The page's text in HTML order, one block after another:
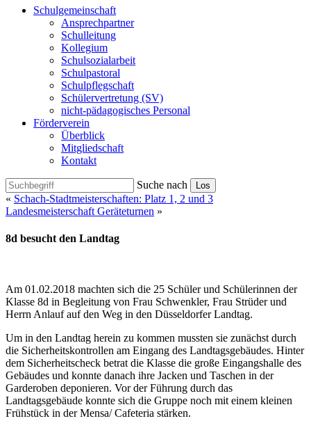
Schulgemeinschaft
Ansprechpartner
Schulleitung
Kollegium
Schulsozialarbeit
Schulpastoral
Schulpflegschaft
Schülervertretung (SV)
nicht-pädagogisches Personal
Förderverein
Überblick
Mitgliedschaft
Kontakt
Suche nach Los
« Schach-Stadtmeisterschaften: Platz 1, 2 und 3
Landesmeisterschaft Geräteturnen »
8d besucht den Landtag
Am 01.02.2018 machten sich die 25 Schüler und Schülerinnen der
Klasse 8d in Begleitung von Frau Schwenkler, Frau Strüder und
Herrn Anlauf auf den Weg in den Düsseldorfer Landtag.
Um in den Landtag herein zu kommen mussten sie zunächst durch
die Sicherheitskontrollen am Eingang des Landtagsgebäudes. Hinter
dem Sicherheitscheck betrat die Klasse die große Eingangshalle des
Gebäudes und konnte danach ihre Jacken und Taschen in der
Garderoben deponieren. Vor der Führung durch das
Landtagsgebäude konnte sich die Gruppe noch mit einem kleinen
Frühstück in der Mensa/ Cafeteria stärken.